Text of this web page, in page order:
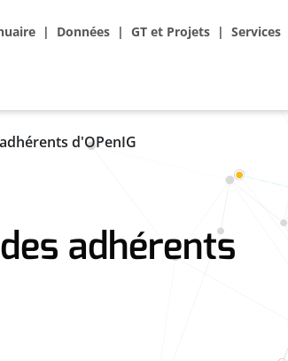
Données GT et Projets Services
d'OPenIG
adhérents